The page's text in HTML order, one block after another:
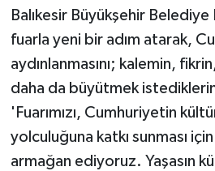
Balıkesir Büyükşehir Belediye
fuarla yeni bir adım atarak,
aydınlanmasını; kalemin,
daha da büyütmek
'Fuarımızı, Cumhuriyetin
yolculuğuna katkı sunması
armağan ediyoruz. Yaşasın